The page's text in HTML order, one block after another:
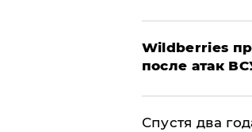
​Wildberries
после атак
Спустя два